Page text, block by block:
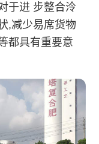
于进 步整合泠
,减少易席货物
都具有重要意